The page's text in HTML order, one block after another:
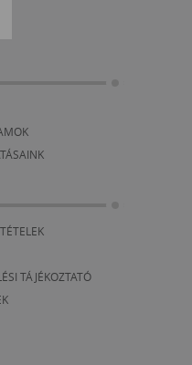
TÁJÉKOZTATÓ